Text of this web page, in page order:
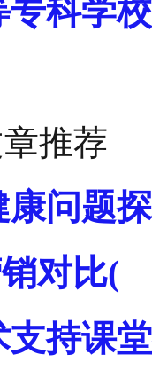
专科学校
推荐
问题
对比(
持课